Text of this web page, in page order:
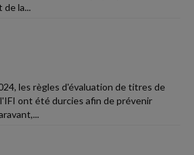
de la...
les règles d'évaluation de titres de
ont été durcies afin de prévenir